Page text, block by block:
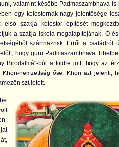
valamint később Padmaszambhava is
egy kolostornak nagy jelentősége
első szakja kolostor építését
a szakja iskola megalapítójának. Ő
szárrnaznak. Erről a családról
hogy guru Padmaszambhava
Birodalmá"-ból a földre jött, hogy az
nemzettség őse. Khön azt jeIenti,
született.